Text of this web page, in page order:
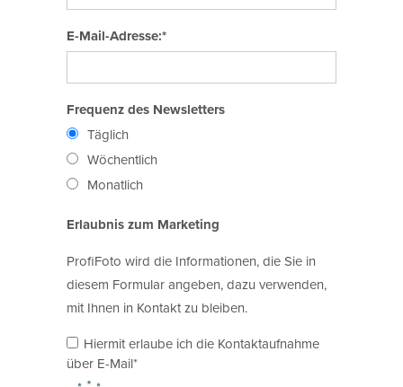
E-Mail-Adresse:*
Frequenz des Newsletters
Täglich
Wöchentlich
Monatlich
Erlaubnis zum Marketing
ProfiFoto wird die Informationen, die Sie in
diesem Formular angeben, dazu verwenden,
mit Ihnen in Kontakt zu bleiben.
Hiermit erlaube ich die Kontaktaufnahme
über E-Mail*